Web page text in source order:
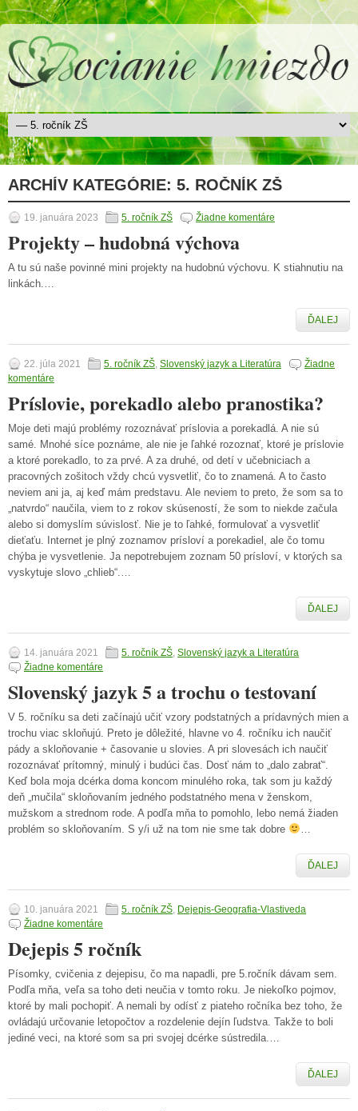
ARCHÍV KATEGÓRIE: 5. ROČNÍK ZŠ
19. januára 2023 5. ročník ZŠ Žiadne komentáre
Projekty – hudobná výchova
A tu sú naše povinné mini projekty na hudobnú výchovu. K stiahnutiu na
linkách.…
ĎALEJ
22. júla 2021 5. ročník ZŠ Slovenský jazyk a Literatúra
Žiadne
komentáre
Príslovie, porekadlo alebo pranostika?
Moje deti majú problémy rozoznávať príslovia a porekadlá. A nie sú
samé. Mnohé síce poznáme, ale nie je ľahké rozoznať, ktoré je príslovie
a ktoré porekadlo, to za prvé. A za druhé, od detí v učebniciach a
pracovných zošitoch vždy chcú vysvetliť, čo to znamená. A to často
neviem ani ja, aj keď mám predstavu. Ale neviem to preto, že som sa to
„natvrdo“ naučila, viem to z rokov skúseností, že som to niekde začula
alebo si domyslím súvislosť. Nie je to ľahké, formulovať a vysvetliť
dieťaťu. Internet je plný zoznamov prísloví a porekadiel, ale čo tomu
chýba je vysvetlenie. Ja nepotrebujem zoznam 50 prísloví, v ktorých sa
vyskytuje slovo „chlieb“.…
ĎALEJ
14. januára 2021 5. ročník ZŠ Slovenský jazyk a Literatúra
Žiadne komentáre
Slovenský jazyk 5 a trochu o testovaní
V 5. ročníku sa deti začínajú učiť vzory podstatných a prídavných mien a
trochu viac skloňujú. Preto je dôležité, hlavne vo 4. ročníku ich naučiť
pády a skloňovanie + časovanie u slovies. A pri slovesách ich naučiť
rozoznávať prítomný, minulý i budúci čas. Dosť nám to „dalo zabrať“.
Keď bola moja dcérka doma koncom minulého roka, tak som ju každý
deň „mučila“ skloňovaním jedného podstatného mena v ženskom,
mužskom a strednom rode. A podľa mňa to pomohlo, lebo nemá žiaden
problém so skloňovaním. S y/i už na tom nie sme tak dobre
ĎALEJ
10. januára 2021 5. ročník ZŠ Dejepis-Geografia-Vlastiveda
Žiadne komentáre
Dejepis 5 ročník
Písomky, cvičenia z dejepisu, čo ma napadli, pre 5.ročník dávam sem.
Podľa mňa, veľa sa toho deti neučia v tomto roku. Je niekoľko pojmov,
ktoré by mali pochopiť. A nemali by odísť z piateho ročníka bez toho, že
ovládajú určovanie letopočtov a rozdelenie dejín ľudstva. Takže to boli
jediné veci, na ktoré som sa pri svojej dcérke sústredila.…
ĎALEJ